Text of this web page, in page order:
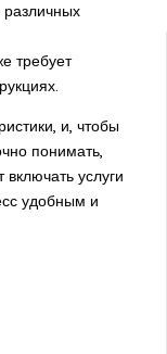
различных
требует
и, чтобы
понимать,
услуги
удобным и